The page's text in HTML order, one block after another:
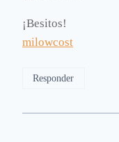
¡Besitos!
milowcost
Responder